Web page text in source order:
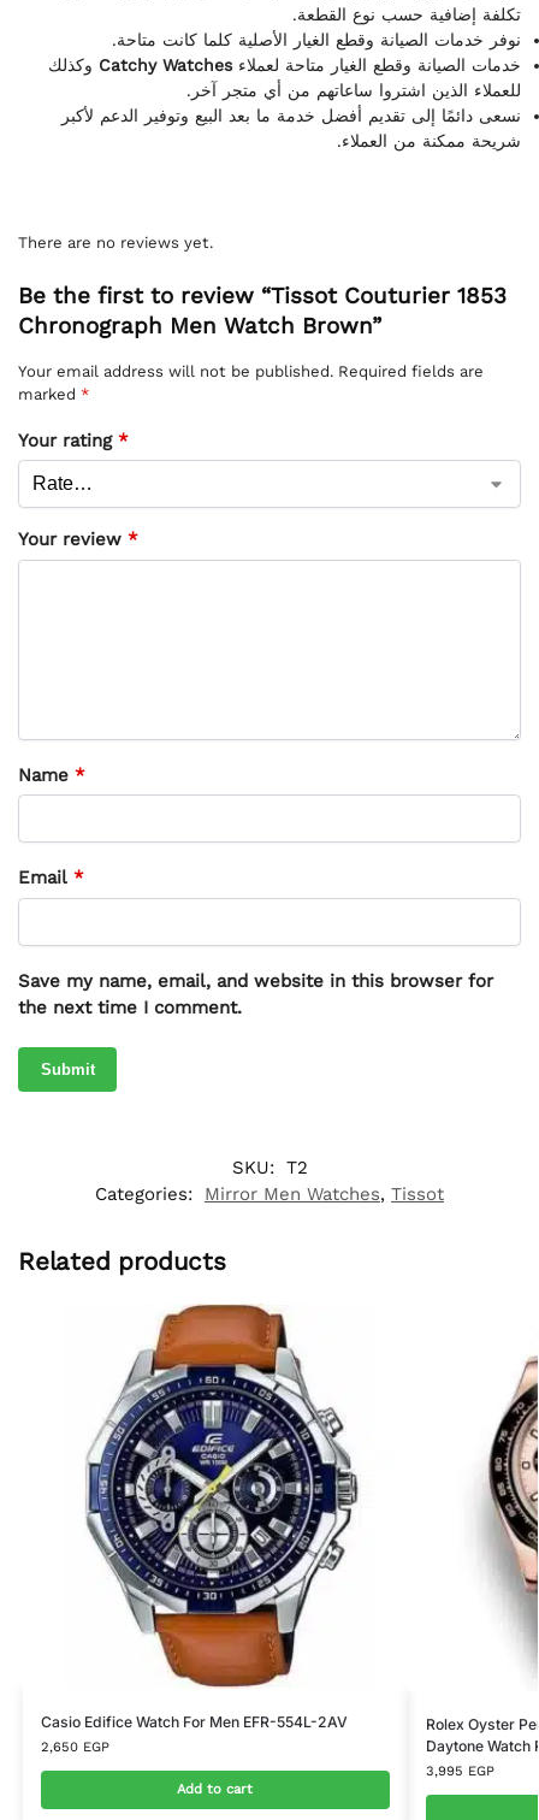
تكلفة إضافية حسب نوع القطعة.
نوفر خدمات الصيانة وقطع الغيار الأصلية كلما كانت متاحة.
خدمات الصيانة وقطع الغيار متاحة لعملاءCatchy Watches وكذلك
للعملاء الذين اشتروا ساعاتهم من أي متجر آخر.
نسعى دائمًا إلى تقديم أفضل خدمة ما بعد البيع وتوفير الدعم لأكبر
شريحة ممكنة من العملاء.
There are no reviews yet.
Be the first to review “Tissot Couturier 1853
Chronograph Men Watch Brown”
Your email address will not be published. Required fields are
marked *
Your rating *
Your review *
Name *
Email *
Save my name, email, and website in this browser for
the next time I comment.
SKU: T2
Categories:
Mirror Men Watches, Tissot
Related products
Casio Edifice Watch For Men EFR-554L-2AV
2,650 EGP
Add to cart
Rolex Oyster
Daytone Watch
3,995 EGP